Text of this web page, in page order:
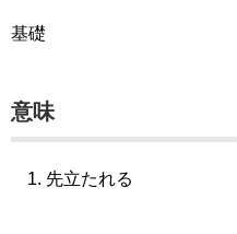
基礎
意味
先立たれる